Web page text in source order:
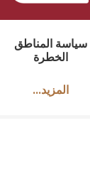
سياسة المناطق
الخطرة
...المزيد